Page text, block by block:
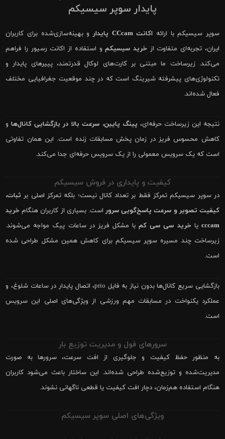
پایدار سوپر سیسیکم
سوپر سیسیکم با ارائه اکانت CCcam پایدار
و بهینه‌سازی‌شده برای کاربران
ایران، تجربه‌ای متفاوت از خرید سیسیکمو استفاده از اکانت رسیور را فراهم
می‌کند. زیرساخت ما مبتنی بر کارت‌های لوکال قدرتمند، پییرهای پایدار و
تکنولوژی‌های پیشرفته شیرینگ است که در چند موقعیت جغرافیایی مختلف
فعال شده‌اند.
نتیجه این زیرساخت حرفه‌ای، پینگ پایین، سرعت بالا در بازگشایی کانال‌هاو
کاهش محسوس فریز در زمان پخش مسابقات زنده است. این همان تفاوتی
است که یک سرویس معمولی را از یک سرویس حرفه‌ای جدا می‌کند.
کیفیت و پایداری در فروش سیسیکم
در سوپر سیسیکم تمرکز فقط بر تعداد کانال نیست؛ بلکه تمرکز اصلی بر ثبات،
کیفیت تصویر و سرعت پاسخ‌گویی سروراست. بسیاری از کاربران هنگام خرید
cccam یا خرید سی سی کمبا مشکل فریز در ساعات پیک مواجه می‌شوند.
زیرساخت چند مسیره سوپر سیسیکم برای کاهش همین مشکل طراحی شده
است.
بازگشایی سریع کانال‌ها بدون نیاز به فایل prio، اتصال پایدار در ساعات شلوغ، و
عملکرد یکنواخت در مسابقات مهم ورزشی از ویژگی‌های اصلی این سرویس
است.
سرورهای فول و مدیریت توزیع بار
به منظور حفظ کیفیت و جلوگیری از افت سرعت، سرورها به صورت
مدیریت‌شده و توزیع‌شده طراحی شده‌اند. این ساختار باعث می‌شود کاربران
هنگام استفاده هم‌زمان، دچار افت کیفیت یا قطعی ناگهانی نشوند.
ویژگی‌های اصلی سوپر سیسیکم